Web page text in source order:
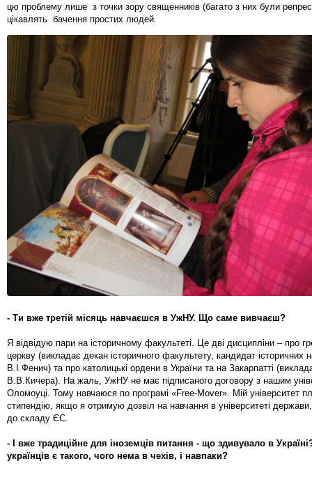
цю проблему лише з точки зору священників (багато з них були
цікавлять бачення простих людей.
- Ти вже третій місяць навчаєшся в УжНУ. Що саме вивчаєш?
Я відвідую пари на історичному факультеті. Це дві дисципліни – про
церкву (викладає декан історичного факультету, кандидат історичних
В.І.Фенич) та про католицькі ордени в України та на Закарпатті
В.В.Кичера). На жаль, УжНУ не має підписаного договору з нашим
Оломоуці. Тому навчаюся по програмі «Free-Mover». Мій університет
стипендію, якщо я отримую дозвіл на навчання в університеті
до складу ЄС.
- І вже традиційне для іноземців питання - що здивувало в
українців є такого, чого нема в чехів, і навпаки?